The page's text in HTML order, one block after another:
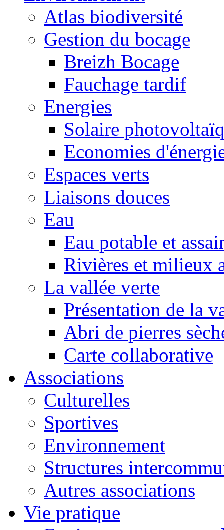
Atlas biodiversité
Gestion du bocage
Breizh Bocage
Fauchage tardif
Energies
Solaire
Economies
Espaces verts
Liaisons douces
Eau
Eau potable et
Rivières et milieux
La vallée verte
Présentation de la
Abri de pierres
Carte collaborative
Associations
Culturelles
Sportives
Environnement
Structures
Autres associations
Vie pratique